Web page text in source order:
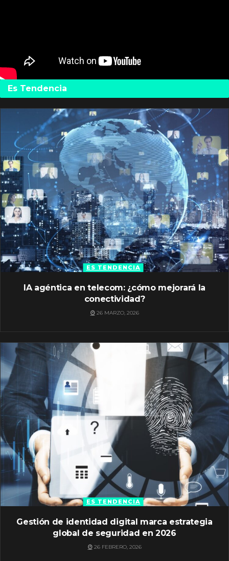
Es Tendencia
ES TENDENCIA
IA agéntica en telecom: ¿cómo mejorará la
conectividad?
26 MARZO, 2026
ES TENDENCIA
Gestión de identidad digital marca estrategia
global de seguridad en 2026
26 FEBRERO, 2026